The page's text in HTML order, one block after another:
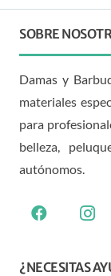
SOBRE
Damas y
materiales
para
belleza,
autónomos.
¿NECESITAS